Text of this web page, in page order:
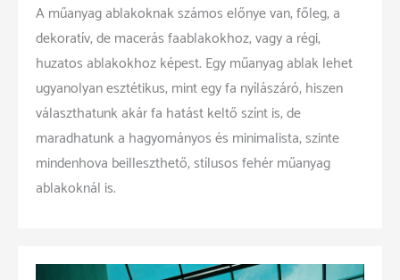
A műanyag ablakoknak számos előnye van, főleg, a
dekoratív, de macerás faablakokhoz, vagy a régi,
huzatos ablakokhoz képest. Egy műanyag ablak lehet
ugyanolyan esztétikus, mint egy fa nyílászáró, hiszen
választhatunk akár fa hatást keltő színt is, de
maradhatunk a hagyományos és minimalista, szinte
mindenhova beilleszthető, stílusos fehér műanyag
ablakoknál is.